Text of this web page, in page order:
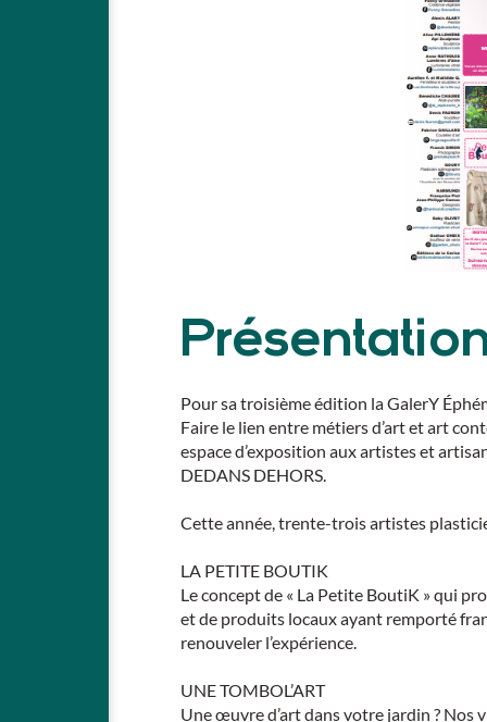
Pour sa troisième édition la GalerY
Faire le lien entre métiers d’art et art
espace d’exposition aux artistes et
DEDANS DEHORS.
Cette année, trente-trois artistes
LA PETITE BOUTIK
Le concept de « La Petite BoutiK » qui
et de produits locaux ayant remporté
renouveler l’expérience.
UNE TOMBOL’ART
Une œuvre d’art dans votre jardin ? Nos